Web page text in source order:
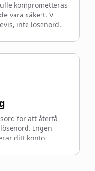
komprometteras
vara säkert. Vi
inte lösenord.
för att återfå
Ingen
ditt konto.